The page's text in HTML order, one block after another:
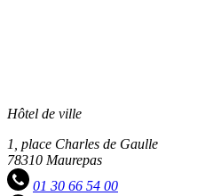
Hôtel de ville
1, place Charles de Gaulle
78310 Maurepas
01 30 66 54 00